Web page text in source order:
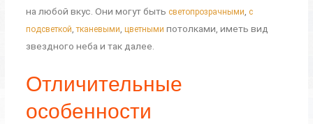
на любой вкус. Они могут быть светопрозрачными с
подсветкой тканевыми цветными потолками, иметь вид
звездного неба и так далее.
Отличительные
особенности